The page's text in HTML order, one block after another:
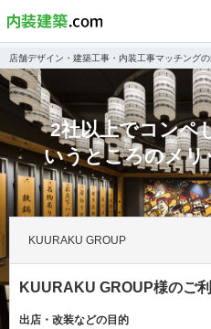
店舗デザイン・建築工事・内装工事マッチング
2社以上でコンペ
いうところのメ
KUURAKU GROUP
KUURAKU GROUP様のご
出店・改装などの目的